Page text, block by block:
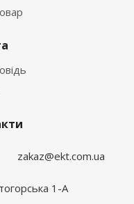
zakaz@ekt.com.ua
1-А